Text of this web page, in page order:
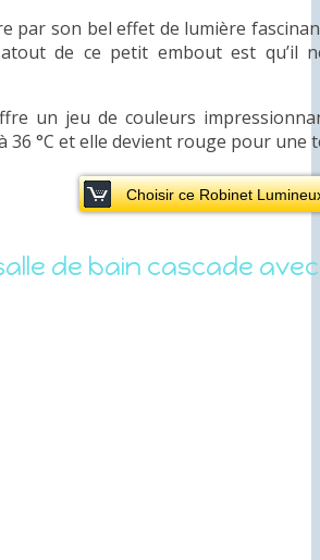
par son bel effet de lumière
atout de ce petit embout est qu’il
un jeu de couleurs
36 °C et elle devient rouge pour
Choisir ce Robinet
de bain cascade avec